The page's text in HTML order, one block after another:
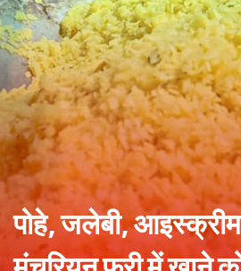
पोहे, जलेबी,